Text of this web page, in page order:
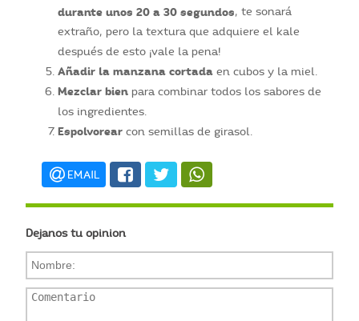
durante unos 20 a 30 segundos, te sonará
extraño, pero la textura que adquiere el kale
después de esto ¡vale la pena!
Añadir la manzana cortada en cubos y la miel.
Mezclar bien para combinar todos los sabores de
los ingredientes.
Espolvorear con semillas de girasol.
EMAIL
Dejanos tu opinion